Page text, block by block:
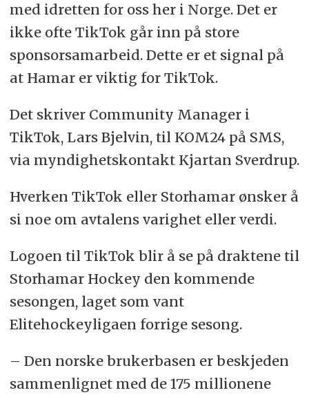
med idretten for oss her i Norge. Det er
ikke ofte TikTok går inn på store
sponsorsamarbeid. Dette er et signal på
at Hamar er viktig for TikTok.
Det skriver Community Manager i
TikTok, Lars Bjelvin, til KOM24 på SMS,
via myndighetskontakt Kjartan Sverdrup.
Hverken TikTok eller Storhamar ønsker å
si noe om avtalens varighet eller verdi.
Logoen til TikTok blir å se på draktene til
Storhamar Hockey den kommende
sesongen, laget som vant
Elitehockeyligaen forrige sesong.
– Den norske brukerbasen er beskjeden
sammenlignet med de 175 millionene